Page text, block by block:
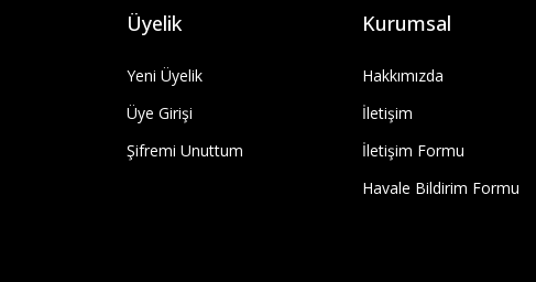
Üyelik
Yeni Üyelik
Üye Girişi
Şifremi Unuttum
Kurumsal
Hakkımızda
İletişim
İletişim Formu
Havale Bildirim Formu